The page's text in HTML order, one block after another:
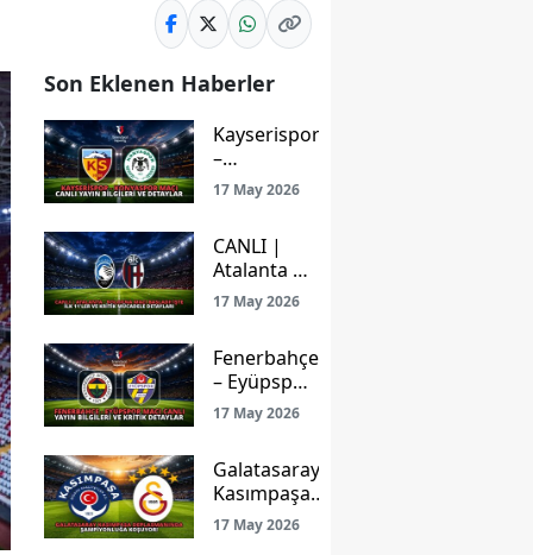
Son Eklenen Haberler
Kayserispor
–
Konyaspor
Maçı Canlı
Bilgileri ve
Detaylar
17 May 2026
CANLI |
Atalanta –
Bologna
Maçı
İşte İlk
11’ler ve
Kritik
Detayları
17 May 2026
Fenerbahçe
– Eyüpspor
Maçı Canlı
Yayın
Kritik
Detaylar
17 May 2026
Galatasaray
Kasımpaşa
Deplasmanında
Şampiyonluğa
17 May 2026